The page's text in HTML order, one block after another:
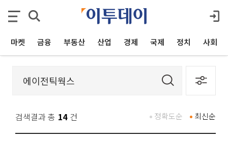
마켓 금융 부동산 산업 경제 국제 정치 사회
검색결과 총 14 건 최신순
정확도순